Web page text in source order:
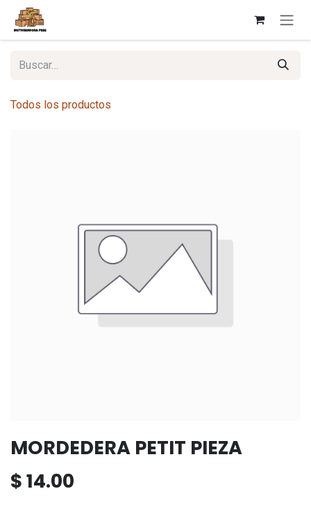
Ir al contenido
Todos los productos
MORDEDERA PETIT PIEZA
$14.00